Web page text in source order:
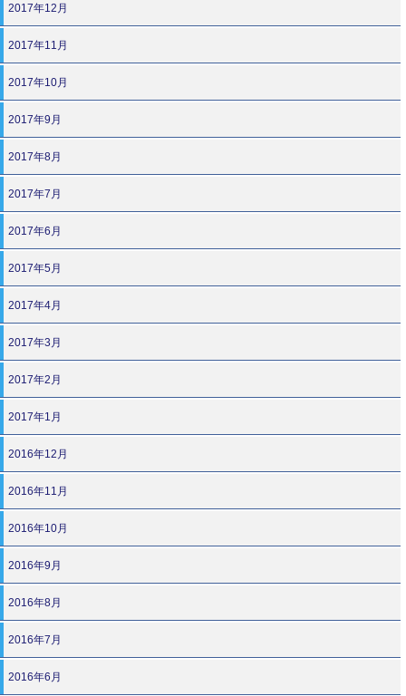
2017年12月
2017年11月
2017年10月
2017年9月
2017年8月
2017年7月
2017年6月
2017年5月
2017年4月
2017年3月
2017年2月
2017年1月
2016年12月
2016年11月
2016年10月
2016年9月
2016年8月
2016年7月
2016年6月